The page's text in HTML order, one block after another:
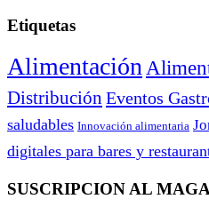
Etiquetas
Alimentación
Distribución Eventos
saludables Innovación alimentaria
digitales para bares y
SUSCRIPCION AL